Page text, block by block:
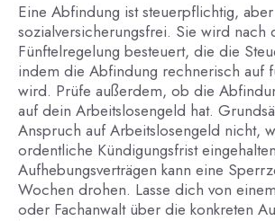
Eine Abfindung ist steuerpflichtig, aber
sozialversicherungsfrei. Sie wird nach
Fünftelregelung besteuert, die die
indem die Abfindung rechnerisch auf
wird. Prüfe außerdem, ob die
auf dein Arbeitslosengeld hat.
Anspruch auf Arbeitslosengeld nicht,
ordentliche Kündigungsfrist
Aufhebungsverträgen kann eine
Wochen drohen. Lasse dich von
oder Fachanwalt über die konkreten